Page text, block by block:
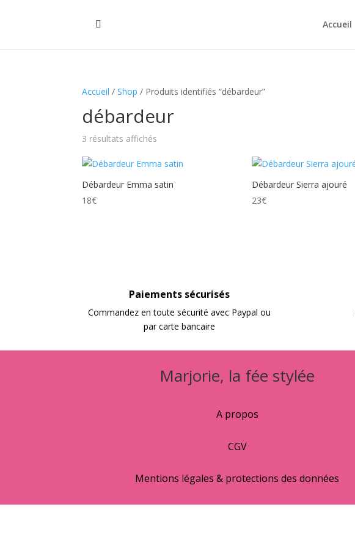
Accueil
Accueil /Shop / Produits identifiés “débardeur”
débardeur
3 résultats affichés
plus
récent
Débardeur Emma satin
18€
Débardeur Sierra ajouré
23€
Paiements sécurisés
Commandez en toute sécurité avec Paypal ou
par carte bancaire
Marjorie, la fée stylée
A propos
CGV
Mentions légales & protections des données